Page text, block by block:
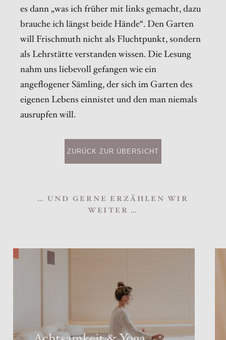
es dann „was ich früher mit links gemacht, dazu
brauche ich längst beide Hände“. Den Garten
will Frischmuth nicht als Fluchtpunkt, sondern
als Lehrstätte verstanden wissen. Die Lesung
nahm uns liebevoll gefangen wie ein
angeflogener Sämling, der sich im Garten des
eigenen Lebens einnistet und den man niemals
ausrupfen will.
ZURÜCK ZUR ÜBERSICHT
… UND GERNE ERZÄHLEN WIR
WEITER …